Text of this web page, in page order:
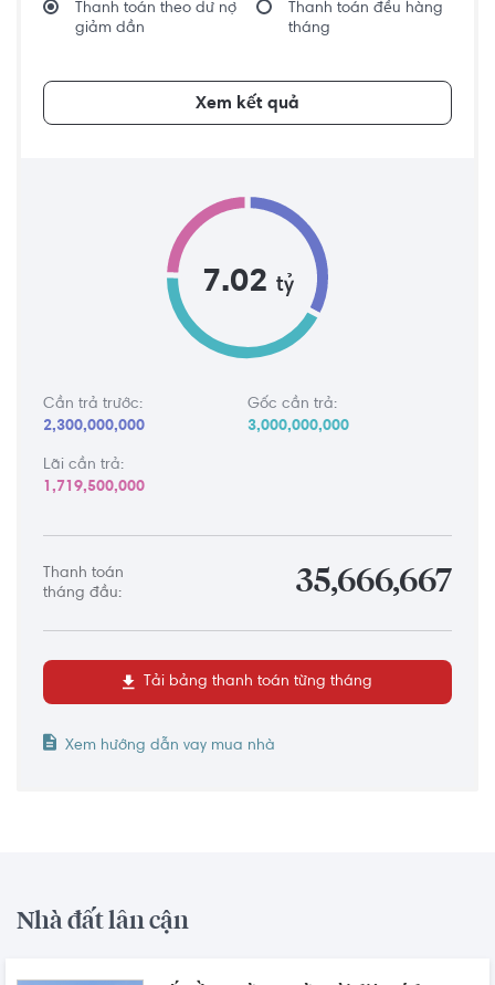
Thanh toán theo dư nợ
giảm dần
Thanh toán đều hàng
tháng
Xem kết quả
7.02 tỷ
Cần trả trước:
2,300,000,000
Gốc cần trả:
3,000,000,000
Lãi cần trả:
1,719,500,000
Thanh toán
tháng đầu:
35,666,667
Tải bảng thanh toán từng tháng
Xem hướng dẫn vay mua nhà
Nhà đất lân cận